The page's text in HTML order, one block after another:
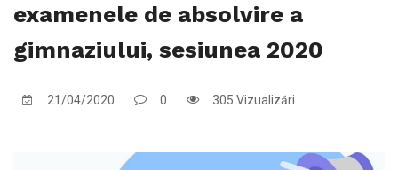
examenele de absolvire a
gimnaziului, sesiunea 2020
21/04/2020 0 305 Vizualizări